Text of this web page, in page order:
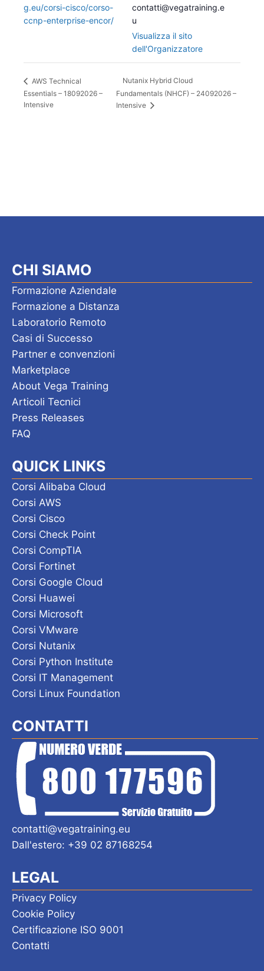
g.eu/corsi-cisco/corso-
ccnp-enterprise-encor/
contatti@vegatraining.e
u
Visualizza il sito
dell'Organizzatore
AWS Technical
Essentials – 18092026 –
Intensive
Nutanix Hybrid Cloud
Fundamentals (NHCF) – 24092026 –
Intensive
CHI SIAMO
Formazione Aziendale
Formazione a Distanza
Laboratorio Remoto
Casi di Successo
Partner e convenzioni
Marketplace
About Vega Training
Articoli Tecnici
Press Releases
FAQ
QUICK LINKS
Corsi Alibaba Cloud
Corsi AWS
Corsi Cisco
Corsi Check Point
Corsi CompTIA
Corsi Fortinet
Corsi Google Cloud
Corsi Huawei
Corsi Microsoft
Corsi VMware
Corsi Nutanix
Corsi Python Institute
Corsi IT Management
Corsi Linux Foundation
CONTATTI
contatti@vegatraining.eu
Dall'estero: +39 02 87168254
LEGAL
Privacy Policy
Cookie Policy
Certificazione ISO 9001
Contatti